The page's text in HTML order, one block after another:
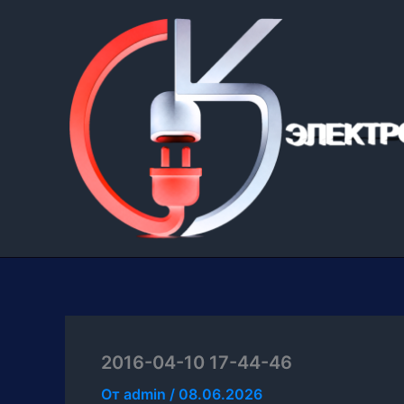
содержимому
2016-04-10 17-44-46
От admin / 08.06.2026